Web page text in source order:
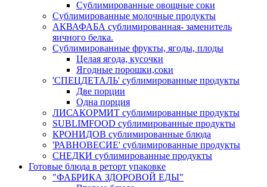
Сублимированные овощные соки
Сублимированные молочные продукты
АКВАФАБА сублимированная- заменитель
яичного белка.
Сублимированные фрукты, ягоды, плоды
Целая ягода, кусочки
Ягодные порошки,соки
'СПЕЦДЕТАЛЬ' сублимированные продукты
Две порции
Одна порция
ЛИСАКОРМИТ сублимированные продукты
SUBLIMFOOD сублимированные продукты
КРОНИДОВ сублимированные блюда
'РАВНОВЕСИЕ' сублимированные продукты
СНЕДКИ сублимированные продукты
Готовые блюда в реторт упаковке
"ФАБРИКА ЗДОРОВОЙ ЕДЫ"